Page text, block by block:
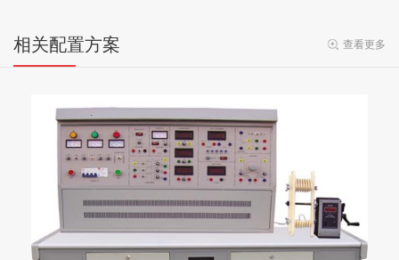
相关配置方案 查看更多